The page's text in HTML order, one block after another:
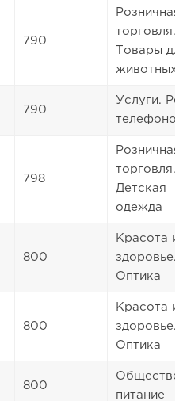
790
Розничная
торговля.
Товары для
животных
790
Услуги.
телефонов
798
Розничная
торговля.
Детская
одежда
800
Красота и
здоровье.
Оптика
800
Красота и
здоровье.
Оптика
800
питание